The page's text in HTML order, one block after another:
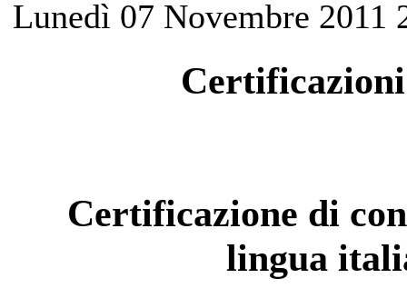
Lunedì 07 Novembre 2011
Certificazione di
lingua